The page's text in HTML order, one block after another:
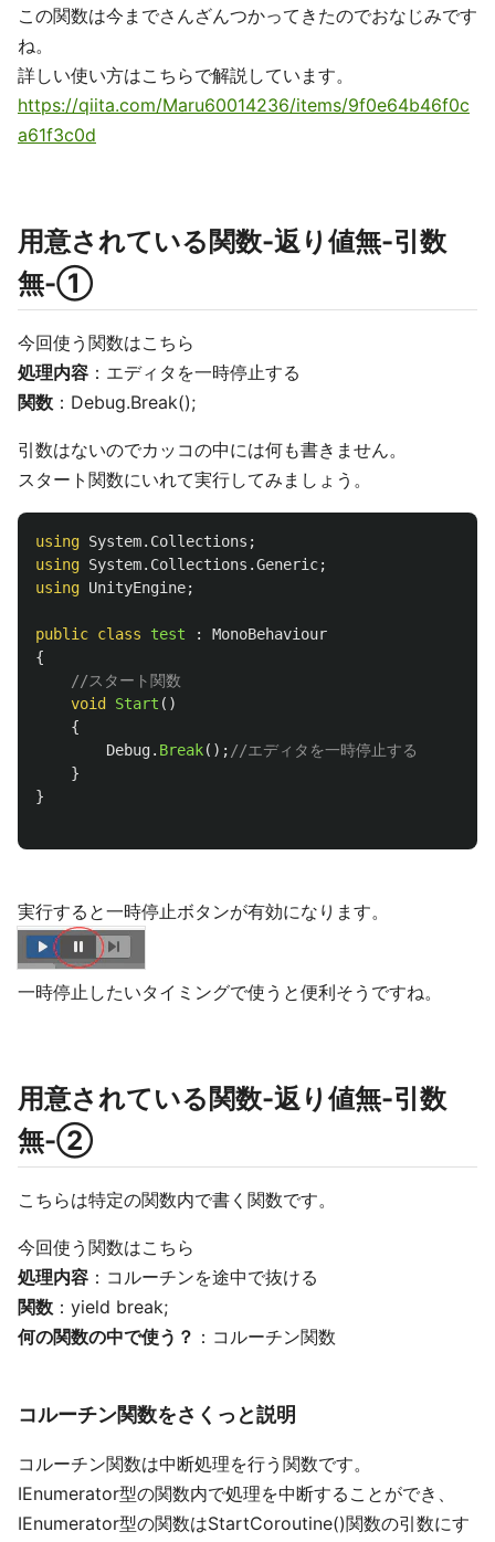
この関数は今までさんざんつかってきたのでおなじみです
ね。
詳しい使い方はこちらで解説しています。
https://qiita.com/Maru60014236/items/9f0e64b46f0c
a61f3c0d
用意されている関数-返り値無-引数
無-①
今回使う関数はこちら
処理内容 ：エディタを一時停止する
関数 ：Debug.Break();
引数はないのでカッコの中には何も書きません。
スタート関数にいれて実行してみましょう。
using System.Collections ;
using System.Collections.Generic;
using UnityEngine;
public class test :
MonoBehaviour
{
//スタート関数
void
Start ()
{
Debug. Break(); //エディタを一時停止する
}
}
実行すると一時停止ボタンが有効になります。
一時停止したいタイミングで使うと便利そうですね。
用意されている関数-返り値無-引数
無-②
こちらは特定の関数内で書く関数です。
今回使う関数はこちら
処理内容 ：コルーチンを途中で抜ける
関数 ：yield break;
何の関数の中で使う？ ：コルーチン関数
コルーチン関数をさくっと説明
コルーチン関数は中断処理を行う関数です。
IEnumerator型の関数内で処理を中断することができ、
IEnumerator型の関数はStartCoroutine()関数の引数にす